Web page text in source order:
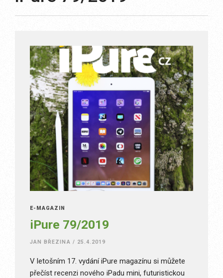
E-MAGAZÍN
iPure 79/2019
JAN BŘEZINA / 25.4.2019
V letošním 17. vydání iPure magazínu si můžete
přečíst recenzi nového iPadu mini, futuristickou